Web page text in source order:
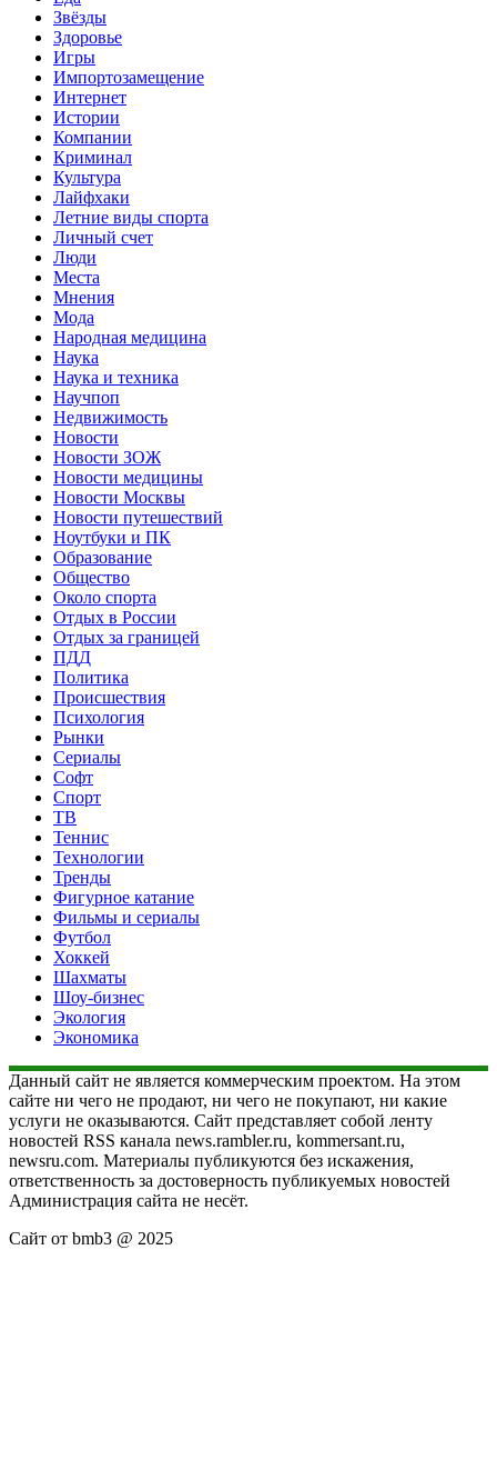
Звёзды
Здоровье
Игры
Импортозамещение
Интернет
Истории
Компании
Криминал
Культура
Лайфхаки
Летние виды спорта
Личный счет
Люди
Места
Мнения
Мода
Народная медицина
Наука
Наука и техника
Научпоп
Недвижимость
Новости
Новости ЗОЖ
Новости медицины
Новости Москвы
Новости путешествий
Ноутбуки и ПК
Образование
Общество
Около спорта
Отдых в России
Отдых за границей
ПДД
Политика
Происшествия
Психология
Рынки
Сериалы
Софт
Спорт
ТВ
Теннис
Технологии
Тренды
Фигурное катание
Фильмы и сериалы
Футбол
Хоккей
Шахматы
Шоу-бизнес
Экология
Экономика
Данный сайт не является коммерческим проектом. На этом
сайте ни чего не продают, ни чего не покупают, ни какие
услуги не оказываются. Сайт представляет собой ленту
новостей RSS канала news.rambler.ru, kommersant.ru,
newsru.com. Материалы публикуются без искажения,
ответственность за достоверность публикуемых новостей
Администрация сайта не несёт.
Сайт от bmb3 @ 2025